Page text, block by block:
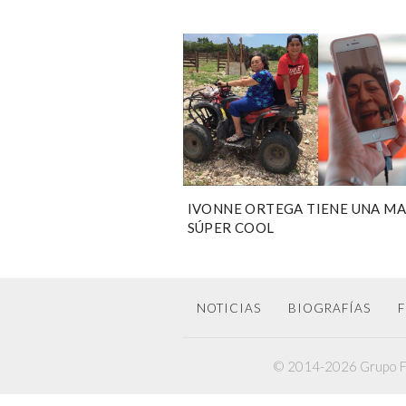
IVONNE ORTEGA TIENE UNA
SÚPER COOL
NOTICIAS BIOGRAFÍAS
© 2014-2026 Grupo